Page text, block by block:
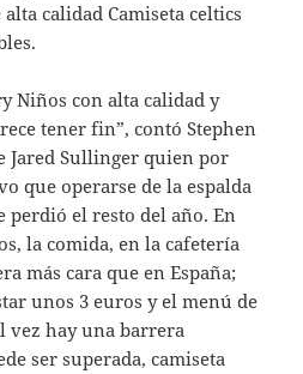
calidad Camiseta celtics
Niños con alta calidad y
tener fin”, contó Stephen
Jared Sullinger quien por
que operarse de la espalda
perdió el resto del año. En
la comida, en la cafetería
más cara que en España;
unos 3 euros y el menú de
vez hay una barrera
ser superada, camiseta